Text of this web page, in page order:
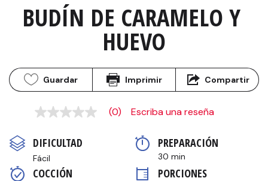
BUDÍN DE CARAMELO Y
HUEVO
Guardar Imprimir Compartir
Sin
en
la
misma
página.
(0) Escriba una reseña
DIFICULTAD
Fácil
PREPARACIÓN
30 min
COCCIÓN PORCIONES